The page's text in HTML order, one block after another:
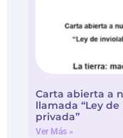
Carta abierta a
llamada “Ley
privada”
Ver Más »